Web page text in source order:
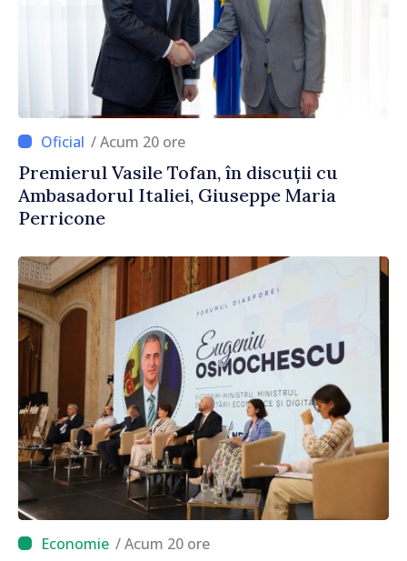
/ Acum 20 ore
Premierul Vasile Tofan, în discuții cu
Ambasadorul Italiei, Giuseppe Maria
Perricone
/ Acum 20 ore